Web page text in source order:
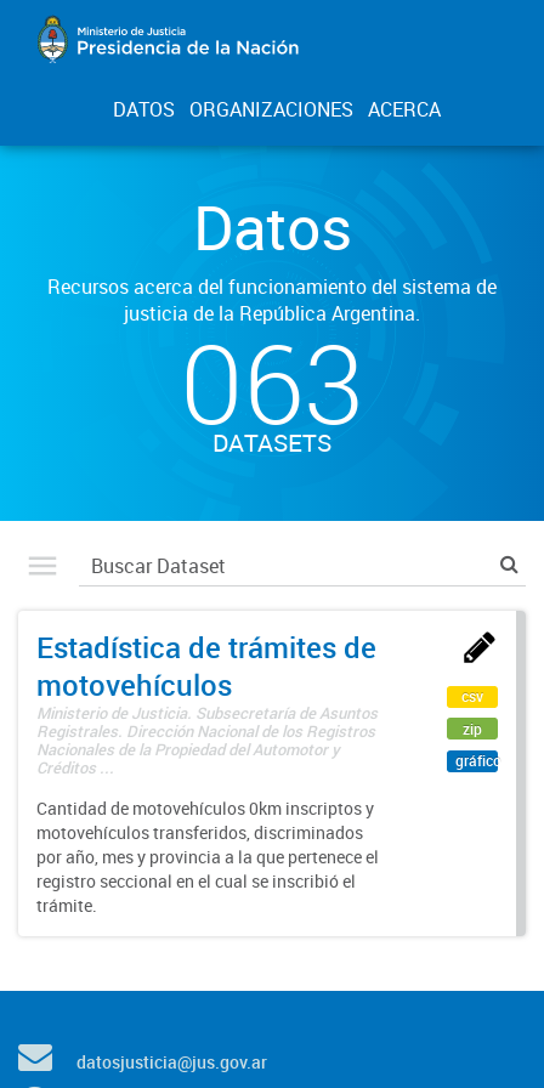
DATOS ORGANIZACIONES ACERCA
Datos
Recursos acerca del funcionamiento del sistema de
justicia de la República Argentina.
063
DATASETS
Estadística de trámites de
motovehículos
Ministerio de Justicia. Subsecretaría de Asuntos
Registrales. Dirección Nacional de los Registros
Nacionales de la Propiedad del Automotor y
Créditos ...
Cantidad de motovehículos 0km inscriptos y
motovehículos transferidos, discriminados
por año, mes y provincia a la que pertenece el
registro seccional en el cual se inscribió el
trámite.
csv
zip
gráfico
datosjusticia@jus.gov.ar